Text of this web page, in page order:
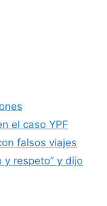
el caso YPF
falsos viajes
respeto” y dijo